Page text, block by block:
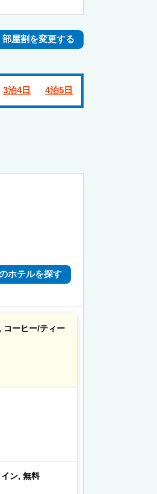
部屋割を変更する
3泊4日 4泊5日
ホテルを探す
コーヒー/ティー
ン, 無料